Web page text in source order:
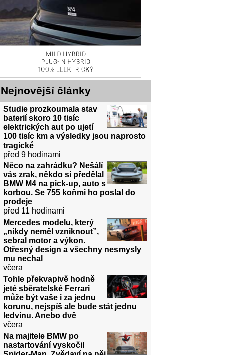
Nejnovější články
Studie prozkoumala stav
baterií skoro 10 tisíc
elektrických aut po ujetí
100 tisíc km a výsledky jsou naprosto
tragické
před 9 hodinami
Něco na zahrádku? Nešálí
vás zrak, někdo si předělal
BMW M4 na pick-up, auto s
korbou. Se 755 koňmi ho poslal do
prodeje
před 11 hodinami
Mercedes modelu, který
„nikdy neměl vzniknout”,
sebral motor a výkon.
Otřesný design a všechny nesmysly
mu nechal
včera
Tohle překvapivě hodně
jeté sběratelské Ferrari
může být vaše i za jednu
korunu, nejspíš ale bude stát jednu
ledvinu. Anebo dvě
včera
Na majitele BMW po
nastartování vyskočil